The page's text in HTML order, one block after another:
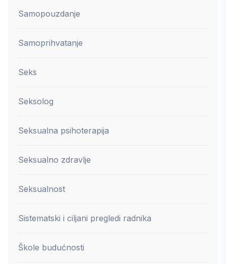
Samopouzdanje
Samoprihvatanje
Seks
Seksolog
Seksualna psihoterapija
Seksualno zdravlje
Seksualnost
Sistematski i ciljani pregledi radnika
Škole budućnosti